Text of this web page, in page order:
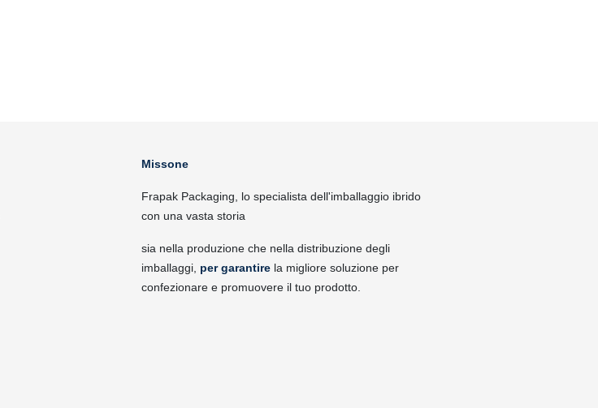
Missone
Frapak Packaging, lo specialista dell'imballaggio ibrido
con una vasta storia
sia nella produzione che nella distribuzione degli
imballaggi, per garantire la migliore soluzione per
confezionare e promuovere il tuo prodotto.